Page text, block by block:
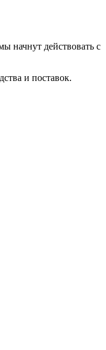
начнут действовать с
и поставок.